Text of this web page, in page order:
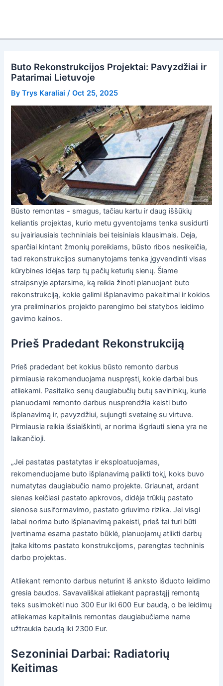
Buto Rekonstrukcijos Projektai: Pavyzdžiai ir
Patarimai Lietuvoje
ByTrys Karaliai /Oct 25, 2025
Būsto remontas - smagus, tačiau kartu ir daug iššūkių
keliantis projektas, kurio metu gyventojams tenka susidurti
su įvairiausiais techniniais bei teisiniais klausimais. Deja,
sparčiai kintant žmonių poreikiams, būsto ribos nesikeičia,
tad rekonstrukcijos sumanytojams tenka įgyvendinti visas
kūrybines idėjas tarp tų pačių keturių sienų. Šiame
straipsnyje aptarsime, ką reikia žinoti planuojant buto
rekonstrukciją, kokie galimi išplanavimo pakeitimai ir kokios
yra preliminarios projekto parengimo bei statybos leidimo
gavimo kainos.
Prieš Pradedant Rekonstrukciją
Prieš pradedant bet kokius būsto remonto darbus
pirmiausia rekomenduojama nuspręsti, kokie darbai bus
atliekami. Pasitaiko senų daugiabučių butų savininkų, kurie
planuodami remonto darbus nusprendžia keisti buto
išplanavimą ir, pavyzdžiui, sujungti svetainę su virtuve.
Pirmiausia reikia išsiaiškinti, ar norima išgriauti siena yra ne
laikančioji.
„Jei pastatas pastatytas ir eksploatuojamas,
rekomenduojame buto išplanavimą palikti tokį, koks buvo
numatytas daugiabučio namo projekte. Griaunat, ardant
sienas keičiasi pastato apkrovos, didėja trūkių pastato
sienose susiformavimo, pastato griuvimo rizika. Jei visgi
labai norima buto išplanavimą pakeisti, prieš tai turi būti
įvertinama esama pastato būklė, planuojamų atlikti darbų
įtaka kitoms pastato konstrukcijoms, parengtas techninis
darbo projektas.
Atliekant remonto darbus neturint iš anksto išduoto leidimo
gresia baudos. Savavališkai atliekant paprastąjį remontą
teks susimokėti nuo 300 Eur iki 600 Eur baudą, o be leidimų
atliekamas kapitalinis remontas daugiabučiame name
užtraukia baudą iki 2300 Eur.
Sezoniniai Darbai: Radiatorių
Keitimas